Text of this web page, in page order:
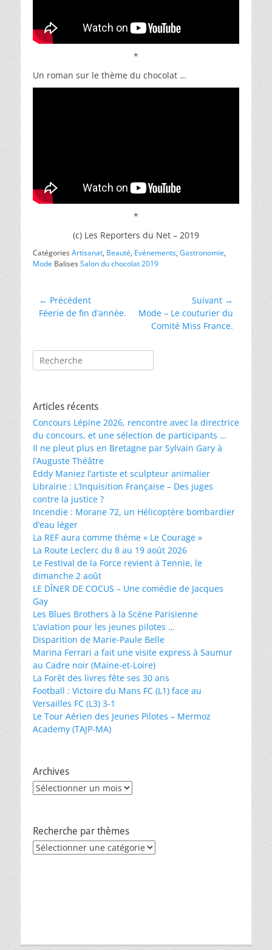
*
Un roman sur le thème du chocolat …
*
(c) Les Reporters du Net – 2019
CatégoriesArtisanat, Beauté, Evénements, Gastronomie,
Mode BalisesSalon du chocolat 2019
Navigation
de
← Précédent
Article
Féerie de fin d’année.
Suivant →
Article
suivant :
Mode – Le couturier du
Comité Miss France.
Rechercher :
Articles récents
Concours Lépine 2026, rencontre avec la directrice
du concours, et une sélection de participants …
Il ne pleut plus en Bretagne par Sylvain Gary à
l’Auguste Théâtre
Eddy Maniez l’artiste et sculpteur animalier
Librairie : L’Inquisition Française – Des juges
contre la justice ?
Incendie : Morane 72, un Hélicoptère bombardier
d’eau léger
La REF aura comme thème « Le Courage »
La Route Leclerc du 8 au 19 août 2026
Le Festival de la Force revient à Tennie, le
dimanche 2 août
LE DÎNER DE COCUS – Une comédie de Jacques
Gay
Les Blues Brothers à la Scène Parisienne
L’aviation pour les jeunes pilotes …
Disparition de Marie-Paule Belle
Marina Ferrari a fait une visite express à Saumur
au Cadre noir (Maine-et-Loire)
La Forêt des livres fête ses 30 ans
Football : Victoire du Mans FC (L1) face au
Versailles FC (L3) 3-1
Le Tour Aérien des Jeunes Pilotes – Mermoz
Academy (TAJP-MA)
Archives
Archives
Recherche par thèmes
Recherche